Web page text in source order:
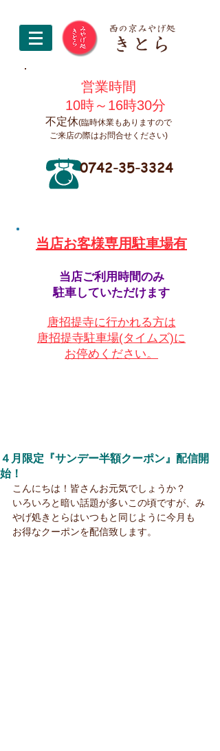
0742-35-3324
営業時間
10時～16時30分
不定休(臨時休業もありますので
ご来店の際はお問合せください)
​当店お客様専用駐車場有
当店ご利用時間のみ
駐車していただけます
唐招提寺に行かれる方は
唐招提寺駐車場(タイムズ)に
お停めください。
４月限定『サンデー半額クーポン』配信開
始！
こんにちは！皆さんお元気でしょうか？
いろいろと暗い話題が多いこの頃ですが、み
やげ処きとらはいつもと同じように今月も
お得なクーポンを配信致します。